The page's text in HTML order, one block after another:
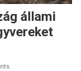
állami